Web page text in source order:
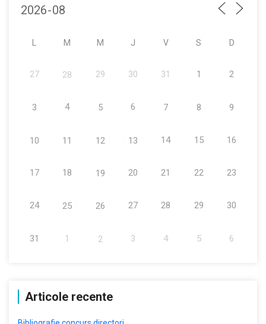
M M J V S D
27 28 29 30 31 1 2
3 4 5 6 7 8 9
10 11 12 13 14 15 16
17 18 19 20 21 22 23
24 25 26 27 28 29 30
31 1 2 3 4 5 6
Articole recente